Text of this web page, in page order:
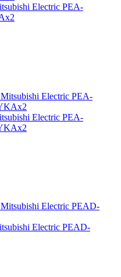
Electric PEA-
Electric PEA-
Electric PEAD-